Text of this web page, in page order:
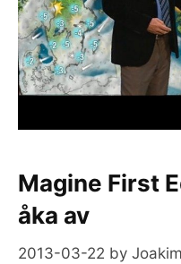
Magine First
åka av
2013-03-22 by